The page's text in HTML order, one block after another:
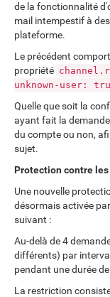
de la fonctionnalité
mail intempestif à
plateforme.
Le précédent
propriété
unknown-user:
Quelle que soit la
ayant fait la
du compte ou non,
sujet.
Protection contre
Une nouvelle
désormais activée
suivant :
Au-delà de 4
différents) par
pendant une durée
La restriction